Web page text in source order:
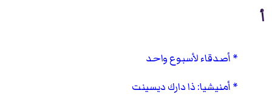
أ
أصدقاء لأسبوع واحد
أمنيشيا: ذا دارك ديسينت